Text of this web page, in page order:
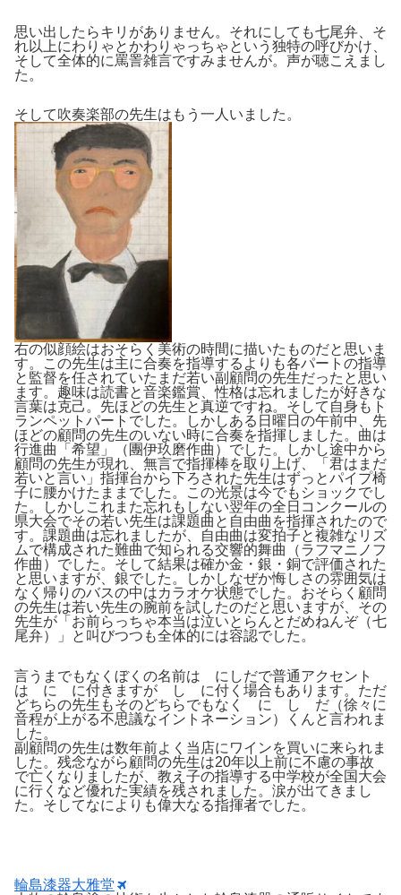
思い出したらキリがありません。それにしても七尾弁、そ
れ以上にわりゃとかわりゃっちゃという独特の呼びかけ、
そして全体的に罵詈雑言ですみませんが。声が聴こえまし
た。
そして吹奏楽部の先生はもう一人いました。
右の似顔絵はおそらく美術の時間に描いたものだと思いま
す。この先生は主に合奏を指導するよりも各パートの指導
と監督を任されていたまだ若い副顧問の先生だったと思い
ます。趣味は読書と音楽鑑賞、性格は忘れましたが好きな
言葉は克己。先ほどの先生と真逆ですね。そして自身もト
ランペットパートでした。しかしある日曜日の午前中、先
ほどの顧問の先生のいない時に合奏を指揮しました。曲は
行進曲「希望」（團伊玖磨作曲）でした。しかし途中から
顧問の先生が現れ、無言で指揮棒を取り上げ、「君はまだ
若いと言い」指揮台から下ろされた先生はずっとパイプ椅
子に腰かけたままでした。この光景は今でもショックでし
た。しかしこれまた忘れもしない翌年の全日コンクールの
県大会でその若い先生は課題曲と自由曲を指揮されたので
す。課題曲は忘れましたが、自由曲は変拍子と複雑なリズ
ムで構成された難曲で知られる交響的舞曲（ラフマニノフ
作曲）でした。そして結果は確か金・銀・銅で評価された
と思いますが、銀でした。しかしなぜか悔しさの雰囲気は
なく帰りのバスの中はカラオケ状態でした。おそらく顧問
の先生は若い先生の腕前を試したのだと思いますが、その
先生が「お前らっちゃ本当は泣いとらんとだめねんぞ（七
尾弁）」と叫びつつも全体的には容認でした。
言うまでもなくぼくの名前は にしだで普通アクセント
は に に付きますが し に付く場合もあります。ただ
どちらの先生もそのどちらでもなく に し だ（徐々に
音程が上がる不思議なイントネーション）くんと言われま
した。
副顧問の先生は数年前よく当店にワインを買いに来られま
した。残念ながら顧問の先生は20年以上前に不慮の事故
で亡くなりましたが、教え子の指導する中学校が全国大会
に行くなど優れた実績を残されました。涙が出てきまし
た。そしてなによりも偉大なる指揮者でした。
輪島漆器大雅堂